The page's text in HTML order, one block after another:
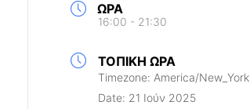
ΏΡΑ
16:00 - 21:30
ΤΟΠΙΚΉ ΏΡΑ
Timezone: America/New_York
Date: 21 Ιούν 2025